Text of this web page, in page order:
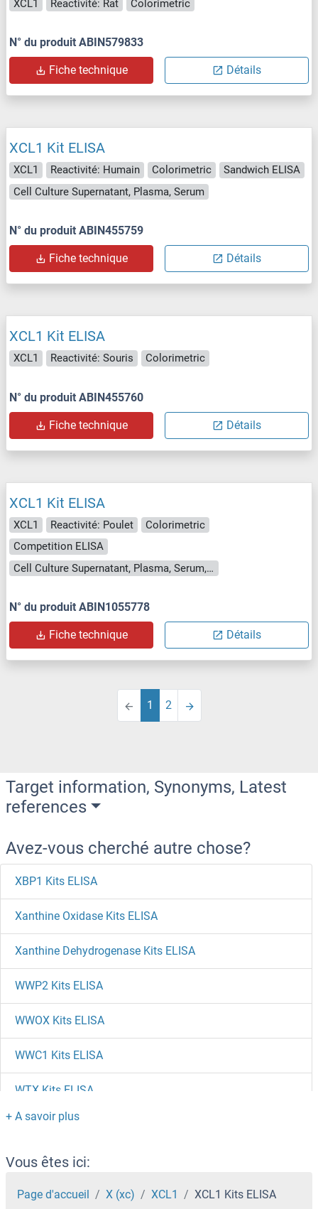
XCL1 Reactivité: Rat Colorimetric
N° du produit ABIN579833
Fiche technique Détails
XCL1 Kit ELISA
XCL1 Reactivité: Humain Colorimetric
Sandwich ELISA
Cell Culture Supernatant, Plasma, Serum
N° du produit ABIN455759
Fiche technique Détails
XCL1 Kit ELISA
XCL1 Reactivité: Souris Colorimetric
N° du produit ABIN455760
Fiche technique Détails
XCL1 Kit ELISA
XCL1 Reactivité: Poulet
Colorimetric
Competition ELISA
Cell Culture Supernatant, Plasma, Serum, Tissue Homogenate
N° du produit ABIN1055778
Fiche technique Détails
1 2
Target information, Synonyms, Latest
references
Avez-vous cherché autre chose?
XBP1 Kits ELISA
Xanthine Oxidase Kits ELISA
Xanthine Dehydrogenase Kits ELISA
WWP2 Kits ELISA
WWOX Kits ELISA
WWC1 Kits ELISA
WTX Kits ELISA
WTIP Kits ELISA
WTAP Kits ELISA
WT1 Kits ELISA
Vous êtes ici:
Page d'accueil X (xc) XCL1 XCL1 Kits ELISA